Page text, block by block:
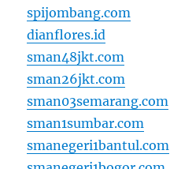
spijombang.com
dianflores.id
sman48jkt.com
sman26jkt.com
sman03semarang.com
sman1sumbar.com
smanegeri1bantul.com